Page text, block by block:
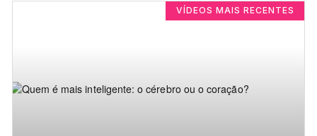
VÍDEOS MAIS RECENTES